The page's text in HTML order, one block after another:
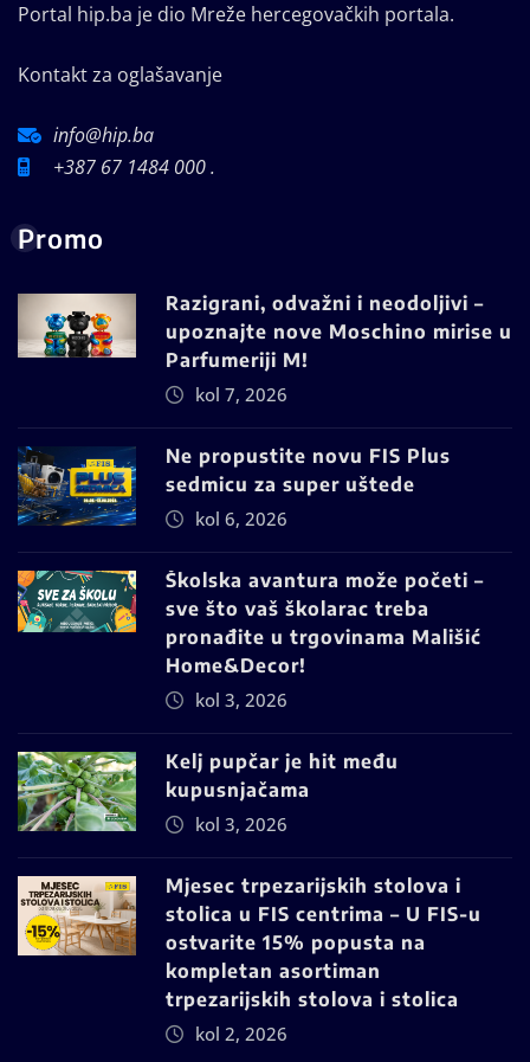
Portal hip.ba je dio Mreže hercegovačkih portala.
Kontakt za oglašavanje
info@hip.ba
+387 67 1484 000 .
Promo
Razigrani, odvažni i neodoljivi –
upoznajte nove Moschino mirise u
Parfumeriji M!
kol 7, 2026
Ne propustite novu FIS Plus
sedmicu za super uštede
kol 6, 2026
Školska avantura može početi –
sve što vaš školarac treba
pronađite u trgovinama Mališić
Home&Decor!
kol 3, 2026
Kelj pupčar je hit među
kupusnjačama
kol 3, 2026
Mjesec trpezarijskih stolova i
stolica u FIS centrima – U FIS-u
ostvarite 15% popusta na
kompletan asortiman
trpezarijskih stolova i stolica
kol 2, 2026